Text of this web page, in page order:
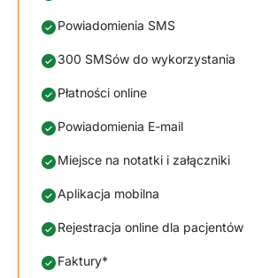
Powiadomienia SMS
300 SMSów do wykorzystania
Płatności online
Powiadomienia E-mail
Miejsce na notatki i załączniki
Aplikacja mobilna
Rejestracja online dla pacjentów
Faktury*